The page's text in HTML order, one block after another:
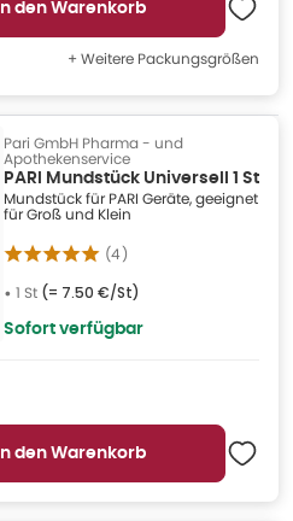
In den Warenkorb
+ Weitere Packungsgrößen
Pari GmbH Pharma - und
Apothekenservice
PARI Mundstück Universell 1 St
Mundstück für PARI Geräte, geeignet
für Groß und Klein
(4)
• 1 St (= 7.50 €/St)
Sofort verfügbar
In den Warenkorb